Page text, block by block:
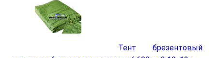
Тент брезентовый